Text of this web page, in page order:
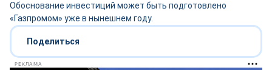
Обоснование инвестиций может быть подготовлено
«Газпромом» уже в нынешнем году.
Поделиться
РЕКЛАМА